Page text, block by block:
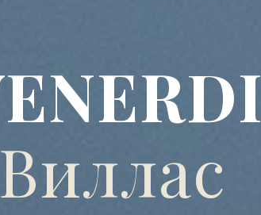
Виллас